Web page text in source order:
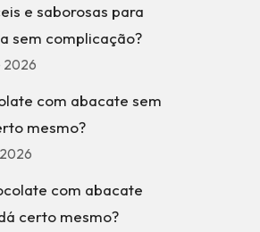
e saborosas para
sem complicação?
2026
com abacate sem
mesmo?
com abacate
certo mesmo?